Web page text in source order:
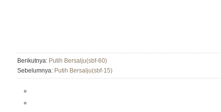
Berikutnya: Putih Bersalju(sbf-60)
Sebelumnya: Putih Bersalju(sbf-15)